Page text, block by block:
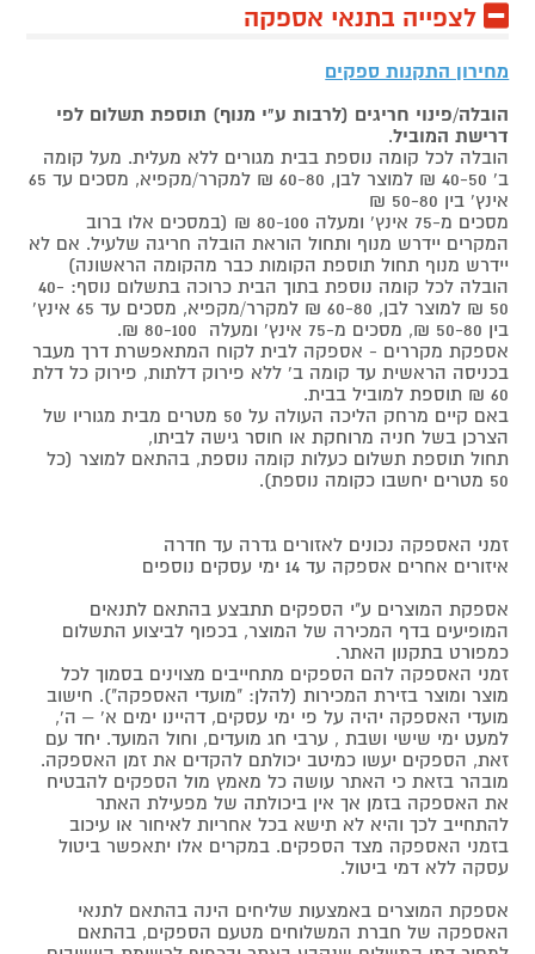
לצפייה בתנאי אספקה
מחירון התקנות ספקים
הובלה/פינוי חריגים (לרבות ע"י מנוף) תוספת תשלום לפי
דרישת המוביל.
הובלה לכל קומה נוספת בבית מגורים ללא מעלית. מעל קומה
ב' 40-50 ₪ למוצר לבן, 60-80 ₪ למקרר/מקפיא, מסכים עד 65
אינץ' בין 50-80 ₪
מסכים מ-75 אינץ' ומעלה 80-100 ₪ (במסכים אלו ברוב
המקרים יידרש מנוף ותחול הוראת הובלה חריגה שלעיל. אם לא
יידרש מנוף תחול תוספת הקומות כבר מהקומה הראשונה)
הובלה לכל קומה נוספת בתוך הבית כרוכה בתשלום נוסף: 40-
50 ₪ למוצר לבן, 60-80 ₪ למקרר/מקפיא, מסכים עד 65 אינץ'
בין 50-80 ₪, מסכים מ-75 אינץ' ומעלה 80-100 ₪.
אספקת מקררים - אספקה לבית לקוח המתאפשרת דרך מעבר
בכניסה הראשית עד קומה ב' ללא פירוק דלתות, פירוק כל דלת
60 ₪ תוספת למוביל בבית.
באם קיים מרחק הליכה העולה על 50 מטרים מבית מגוריו של
הצרכן בשל חניה מרוחקת או חוסר גישה לביתו,
תחול תוספת תשלום כעלות קומה נוספת, בהתאם למוצר (כל
50 מטרים יחשבו כקומה נוספת).
זמני האספקה נכונים לאזורים גדרה עד חדרה
איזורים אחרים אספקה עד 14 ימי עסקים נוספים
אספקת המוצרים ע"י הספקים תתבצע בהתאם לתנאים
המופיעים בדף המכירה של המוצר, בכפוף לביצוע התשלום
כמפורט בתקנון האתר.
זמני האספקה להם הספקים מתחייבים מצוינים בסמוך לכל
מוצר ומוצר בזירת המכירות (להלן: "מועדי האספקה"). חישוב
מועדי האספקה יהיה על פי ימי עסקים, דהיינו ימים א' – ה',
למעט ימי שישי ושבת , ערבי חג מועדים, וחול המועד. יחד עם
זאת, הספקים יעשו כמיטב יכולתם להקדים את זמן האספקה.
מובהר בזאת כי האתר עושה כל מאמץ מול הספקים להבטיח
את האספקה בזמן אך אין ביכולתה של מפעילת האתר
להתחייב לכך והיא לא תישא בכל אחריות לאיחור או עיכוב
בזמני האספקה מצד הספקים. במקרים אלו יתאפשר ביטול
עסקה ללא דמי ביטול.
אספקת המוצרים באמצעות שליחים הינה בהתאם לתנאי
האספקה של חברת המשלוחים מטעם הספקים, בהתאם